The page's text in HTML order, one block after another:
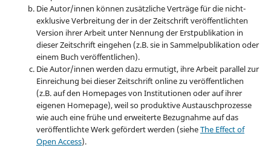
Die Autor/innen können zusätzliche Verträge für die nicht-
exklusive Verbreitung der in der Zeitschrift veröffentlichten
Version ihrer Arbeit unter Nennung der Erstpublikation in
dieser Zeitschrift eingehen (z.B. sie in Sammelpublikation oder
einem Buch veröffentlichen).
Die Autor/innen werden dazu ermutigt, ihre Arbeit parallel zur
Einreichung bei dieser Zeitschrift online zu veröffentlichen
(z.B. auf den Homepages von Institutionen oder auf ihrer
eigenen Homepage), weil so produktive Austauschprozesse
wie auch eine frühe und erweiterte Bezugnahme auf das
veröffentlichte Werk gefördert werden (sieheThe Effect of
Open Access).